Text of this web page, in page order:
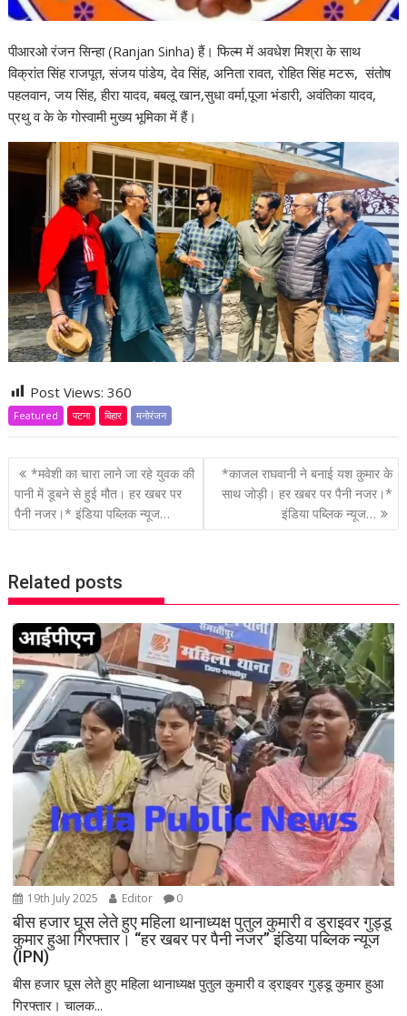
पीआरओ रंजन सिन्हा (Ranjan Sinha) हैं। फिल्म में अवधेश मिश्रा के साथ
विक्रांत सिंह राजपूत, संजय पांडेय, देव सिंह, अनिता रावत, रोहित सिंह मटरू, संतोष
पहलवान, जय सिंह, हीरा यादव, बबलू खान,सुधा वर्मा,पूजा भंडारी, अवंतिका यादव,
प्रथु व के के गोस्वामी मुख्य भूमिका में हैं।
Post Views:360
Featured पटना बिहार मनोरंजन
P
o
s
n
a
g
a
t
i
o
n
*मवेशी का चारा लाने जा रहे युवक की
पानी में डूबने से हुई मौत। हर खबर पर
पैनी नजर।* इंडिया पब्लिक न्यूज…
*काजल राघवानी ने बनाई यश कुमार के
साथ जोड़ी। हर खबर पर पैनी नजर।*
इंडिया पब्लिक न्यूज…
Related posts
19th July 2025 Editor 0
बीस हजार घूस लेते हुए महिला थानाध्यक्ष पुतुल कुमारी व ड्राइवर गुड्डू
कुमार हुआ गिरफ्तार। “हर खबर पर पैनी नजर” इंडिया पब्लिक न्यूज
(IPN)
बीस हजार घूस लेते हुए महिला थानाध्यक्ष पुतुल कुमारी व ड्राइवर गुड्डू कुमार हुआ
गिरफ्तार। चालक...